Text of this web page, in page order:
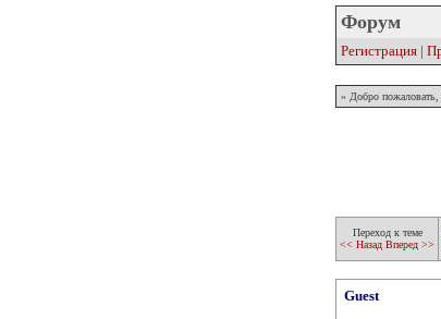
Форум
Регистрация |
» Добро пожаловать,
Переход к теме
<< Назад Вперед >>
Guest